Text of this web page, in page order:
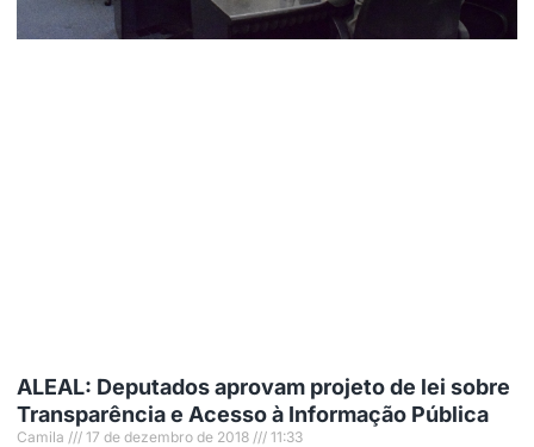
ALEAL: Deputados aprovam projeto de lei sobre
Transparência e Acesso à Informação Pública
Camila 17 de dezembro de 2018 11:33